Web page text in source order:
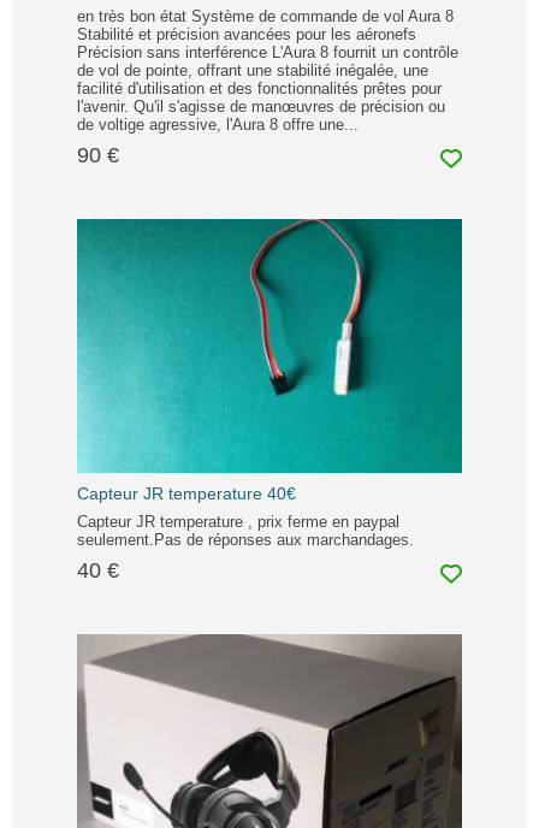
en très bon état Système de commande de vol Aura 8
Stabilité et précision avancées pour les aéronefs
Précision sans interférence L'Aura 8 fournit un contrôle
de vol de pointe, offrant une stabilité inégalée, une
facilité d'utilisation et des fonctionnalités prêtes pour
l'avenir. Qu'il s'agisse de manœuvres de précision ou
de voltige agressive, l'Aura 8 offre une...
90 €
Capteur JR temperature 40€
Capteur JR temperature , prix ferme en paypal
seulement.Pas de réponses aux marchandages.
40 €